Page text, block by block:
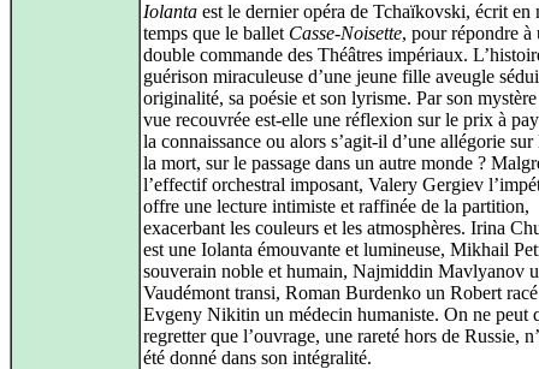
Iolanta est le dernier opéra de Tchaïkovski, écrit en
temps que le ballet Casse-Noisette, pour répondre à
double commande des Théâtres impériaux.
guérison miraculeuse d’une jeune fille aveugle
originalité, sa poésie et son lyrisme. Par son
vue recouvrée est-elle une réflexion sur le prix à
la connaissance ou alors s’agit-il d’une allégorie
la mort, sur le passage dans un autre monde ?
l’effectif orchestral imposant, Valery Gergiev
offre une lecture intimiste et raffinée de la partition,
exacerbant les couleurs et les atmosphères. Irina
est une Iolanta émouvante et lumineuse, Mikhail
souverain noble et humain, Najmiddin Mavlyanov
Vaudémont transi, Roman Burdenko un Robert
Evgeny Nikitin un médecin humaniste. On ne peut
regretter que l’ouvrage, une rareté hors de Russie,
été donné dans son intégralité.